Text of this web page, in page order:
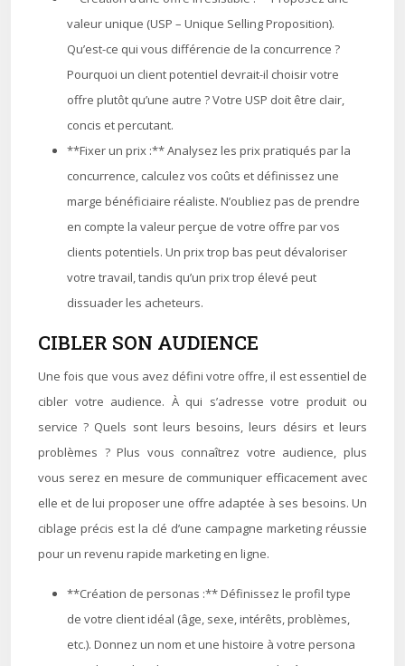
valeur unique (USP – Unique Selling Proposition).
Qu’est-ce qui vous différencie de la concurrence ?
Pourquoi un client potentiel devrait-il choisir votre
offre plutôt qu’une autre ? Votre USP doit être clair,
concis et percutant.
**Fixer un prix :** Analysez les prix pratiqués par la
concurrence, calculez vos coûts et définissez une
marge bénéficiaire réaliste. N’oubliez pas de prendre
en compte la valeur perçue de votre offre par vos
clients potentiels. Un prix trop bas peut dévaloriser
votre travail, tandis qu’un prix trop élevé peut
dissuader les acheteurs.
CIBLER SON AUDIENCE
Une fois que vous avez défini votre offre, il est essentiel de
cibler votre audience. À qui s’adresse votre produit ou
service ? Quels sont leurs besoins, leurs désirs et leurs
problèmes ? Plus vous connaîtrez votre audience, plus
vous serez en mesure de communiquer efficacement avec
elle et de lui proposer une offre adaptée à ses besoins. Un
ciblage précis est la clé d’une campagne marketing réussie
pour un revenu rapide marketing en ligne.
**Création de personas :** Définissez le profil type
de votre client idéal (âge, sexe, intérêts, problèmes,
etc.). Donnez un nom et une histoire à votre persona